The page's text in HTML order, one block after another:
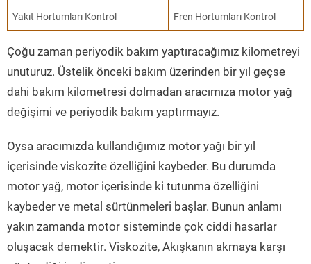
Yakıt Hortumları Kontrol Fren Hortumları Kontrol
Çoğu zaman periyodik bakım yaptıracağımız kilometreyi
unuturuz. Üstelik önceki bakım üzerinden bir yıl geçse
dahi bakım kilometresi dolmadan aracımıza motor yağ
değişimi ve periyodik bakım yaptırmayız.
Oysa aracımızda kullandığımız motor yağı bir yıl
içerisinde viskozite özelliğini kaybeder. Bu durumda
motor yağ, motor içerisinde ki tutunma özelliğini
kaybeder ve metal sürtünmeleri başlar. Bunun anlamı
yakın zamanda motor sisteminde çok ciddi hasarlar
oluşacak demektir. Viskozite, Akışkanın akmaya karşı